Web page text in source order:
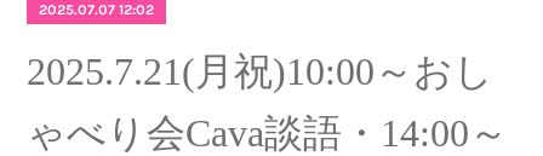
2025.07.07 12:02
2025.7.21(月祝)10:00～おし
ゃべり会Cava談語・14:00～